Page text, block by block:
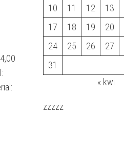
10
11 12 13
17
18 19 20
24
25 26 27
31
« kwi
zzzzz